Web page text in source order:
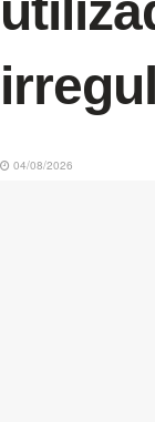
04/08/2026